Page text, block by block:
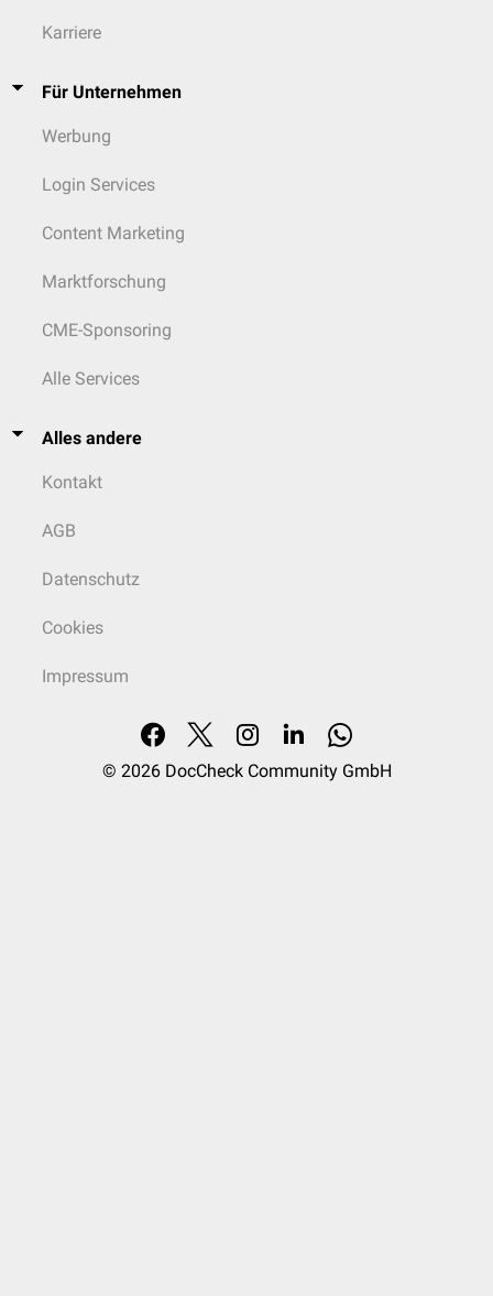
Karriere
Für Unternehmen
Werbung
Login Services
Content Marketing
Marktforschung
CME-Sponsoring
Alle Services
Alles andere
Kontakt
AGB
Datenschutz
Cookies
Impressum
© 2026 DocCheck Community GmbH